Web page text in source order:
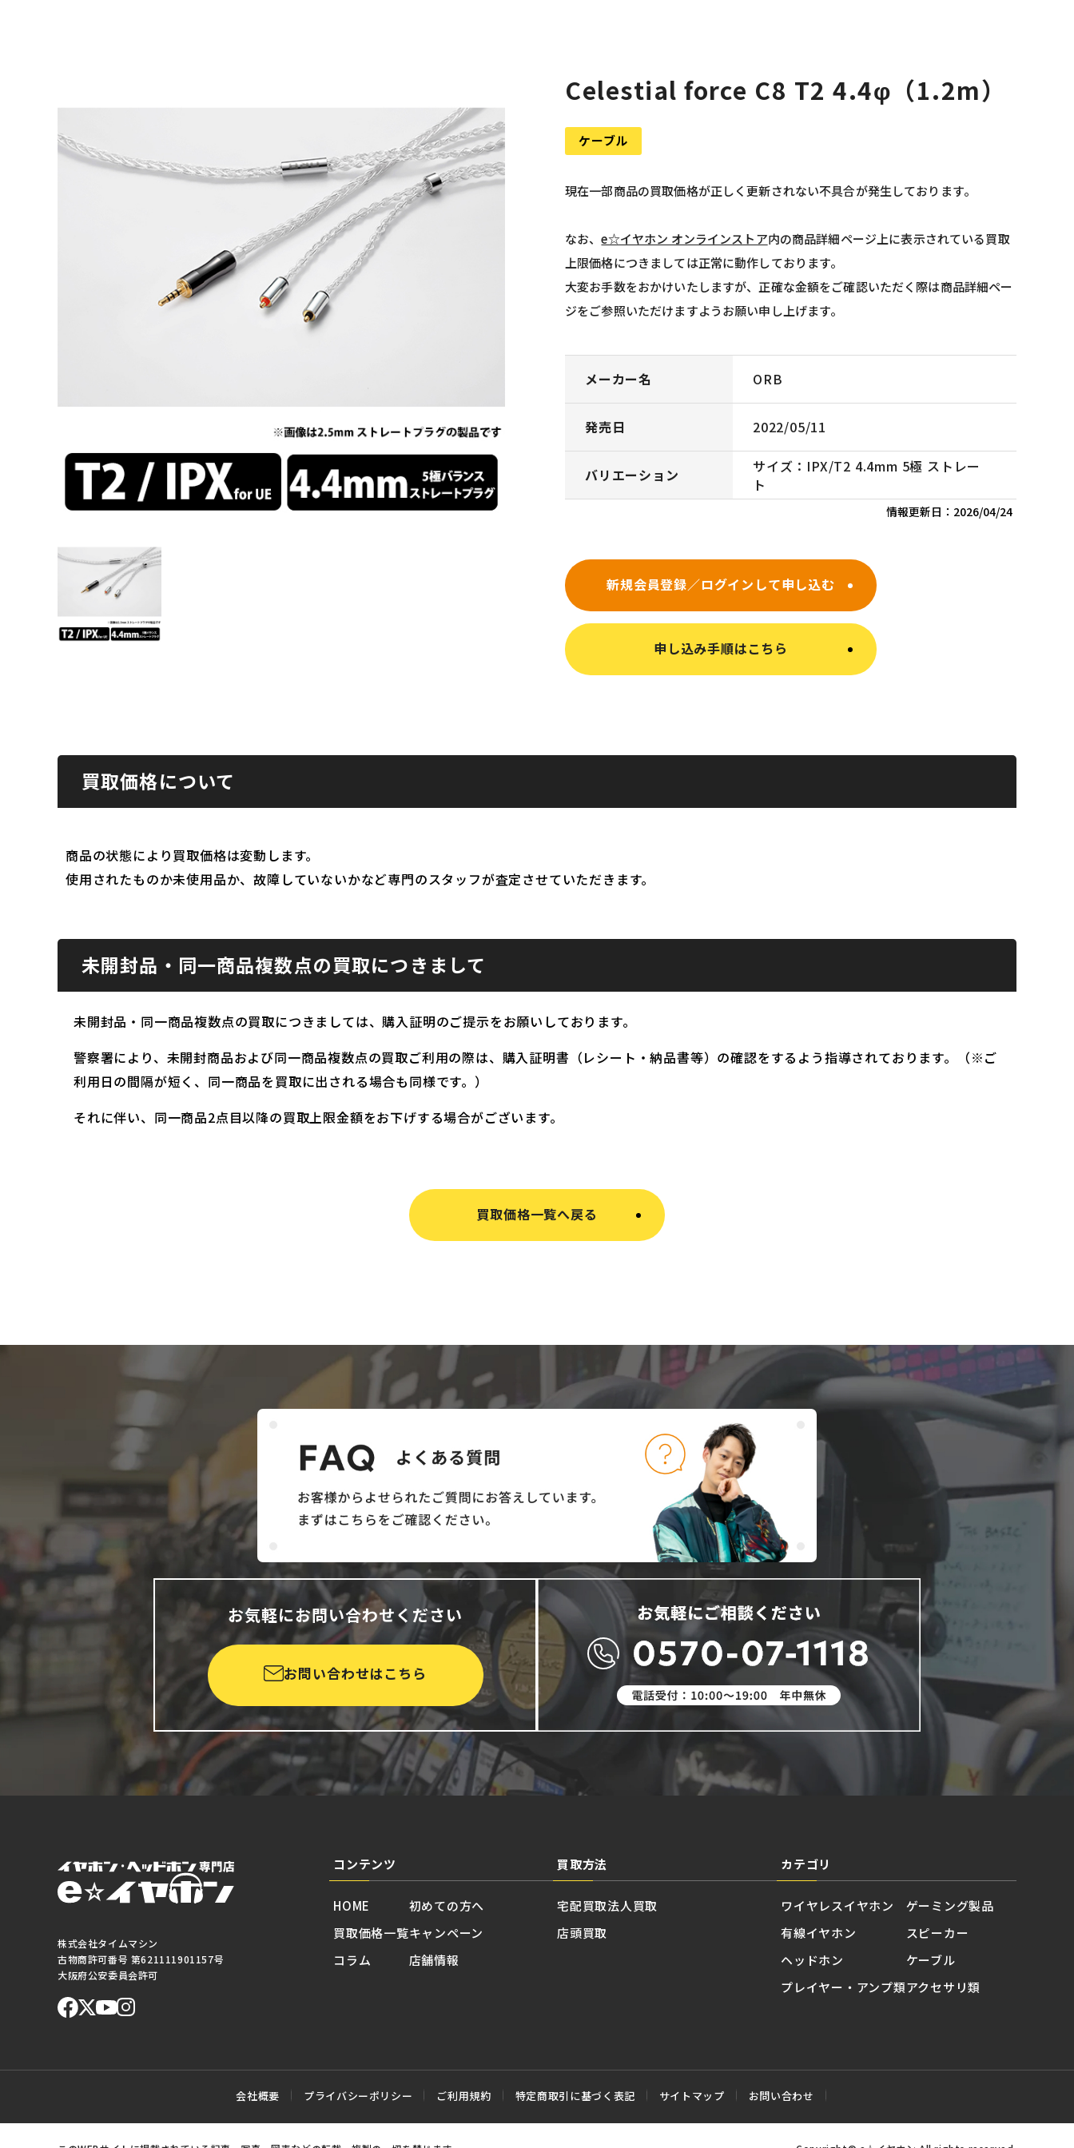
Celestial force C8 T2 4.4φ（1.2m）
ケーブル
現在一部商品の買取価格が正しく更新されない不具合が発生しております。
なお、e☆イヤホン オンラインストア内の商品詳細ページ上に表示されている買取
上限価格につきましては正常に動作しております。
大変お手数をおかけいたしますが、正確な金額をご確認いただく際は商品詳細ペー
ジをご参照いただけますようお願い申し上げます。
メーカー名 ORB
発売日 2022/05/11
バリエーション
サイズ：IPX/T2 4.4mm 5極 ストレー
ト
情報更新日： 2026/04/24
新規会員登録／ログインして申し込む
申し込み手順はこちら
買取価格について
商品の状態により買取価格は変動します。
使用されたものか未使用品か、故障していないかなど専門のスタッフが査定させていただきます。
未開封品・同一商品複数点の買取につきまして
未開封品・同一商品複数点の買取につきましては、購入証明のご提示をお願いしております。
警察署により、未開封商品および同一商品複数点の買取ご利用の際は、購入証明書（レシート・納品書等）の確認をするよう指導されております。（※ご
利用日の間隔が短く、同一商品を買取に出される場合も同様です。）
それに伴い、同一商品2点目以降の買取上限金額をお下げする場合がございます。
買取価格一覧へ戻る
お気軽にお問い合わせください
お問い合わせはこちら
株式会社タイムマシン
古物商許可番号 第621111901157号
大阪府公安委員会許可
コンテンツ
HOME
買取価格一覧
コラム
初めての方へ
キャンペーン
店舗情報
買取方法
宅配買取
店頭買取
法人買取
カテゴリ
ワイヤレスイヤホン
有線イヤホン
ヘッドホン
プレイヤー・アンプ類
ゲーミング製品
スピーカー
ケーブル
アクセサリ類
会社概要 プライバシーポリシー ご利用規約 特定商取引に基づく表記 サイトマップ お問い合わせ